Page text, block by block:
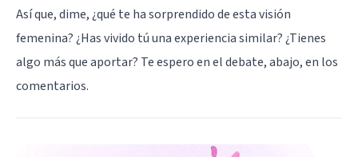
Así que, dime, ¿qué te ha sorprendido de esta visión
femenina? ¿Has vivido tú una experiencia similar? ¿Tienes
algo más que aportar? Te espero en el debate, abajo, en los
comentarios.